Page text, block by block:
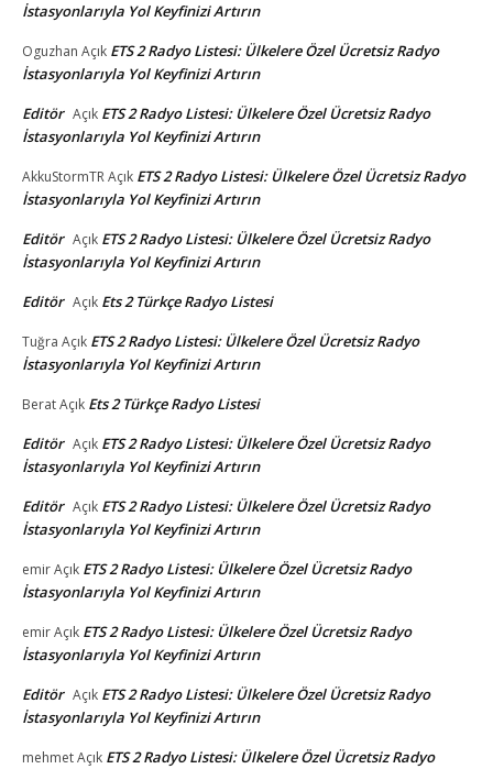
İstasyonlarıyla Yol Keyfinizi Artırın
Oguzhan Açık ETS 2 Radyo Listesi: Ülkelere Özel Ücretsiz Radyo
İstasyonlarıyla Yol Keyfinizi Artırın
Editör Açık ETS 2 Radyo Listesi: Ülkelere Özel Ücretsiz Radyo
İstasyonlarıyla Yol Keyfinizi Artırın
AkkuStormTRAçık ETS 2 Radyo Listesi: Ülkelere Özel Ücretsiz Radyo
İstasyonlarıyla Yol Keyfinizi Artırın
Editör Açık ETS 2 Radyo Listesi: Ülkelere Özel Ücretsiz Radyo
İstasyonlarıyla Yol Keyfinizi Artırın
Editör Açık Ets 2 Türkçe Radyo Listesi
Tuğra Açık ETS 2 Radyo Listesi: Ülkelere Özel Ücretsiz Radyo
İstasyonlarıyla Yol Keyfinizi Artırın
BeratAçık Ets 2 Türkçe Radyo Listesi
Editör Açık ETS 2 Radyo Listesi: Ülkelere Özel Ücretsiz Radyo
İstasyonlarıyla Yol Keyfinizi Artırın
Editör Açık ETS 2 Radyo Listesi: Ülkelere Özel Ücretsiz Radyo
İstasyonlarıyla Yol Keyfinizi Artırın
emirAçık ETS 2 Radyo Listesi: Ülkelere Özel Ücretsiz Radyo
İstasyonlarıyla Yol Keyfinizi Artırın
emirAçık ETS 2 Radyo Listesi: Ülkelere Özel Ücretsiz Radyo
İstasyonlarıyla Yol Keyfinizi Artırın
Editör Açık ETS 2 Radyo Listesi: Ülkelere Özel Ücretsiz Radyo
İstasyonlarıyla Yol Keyfinizi Artırın
mehmetAçık ETS 2 Radyo Listesi: Ülkelere Özel Ücretsiz Radyo